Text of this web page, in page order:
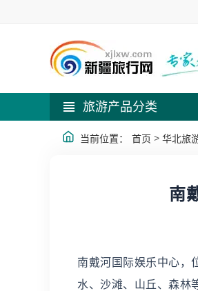
旅游产品分类
当前位置： 首页 > 华北旅
南
南戴河国际娱乐中心，
水、沙滩、山丘、森林